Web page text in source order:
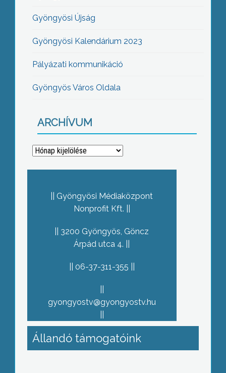
Gyöngyösi Újság
Gyöngyösi Kalendárium 2023
Pályázati kommunikáció
Gyöngyös Város Oldala
ARCHÍVUM
Archívum
Gyöngyösi Médiaközpont
Nonprofit Kft.
3200 Gyöngyös, Göncz
Árpád utca 4.
06-37-311-355
gyongyostv@gyongyostv.hu
Állandó támogatóink